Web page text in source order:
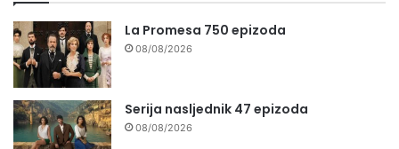
La Promesa 750 epizoda
08/08/2026
Serija nasljednik 47 epizoda
08/08/2026